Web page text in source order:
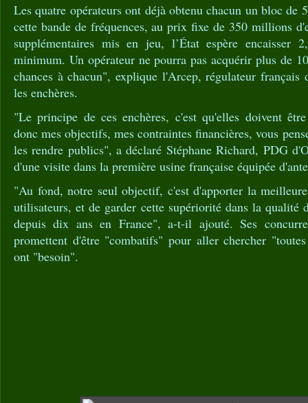
Les quatre opérateurs ont déjà obtenu chacun un bloc de
cette bande de fréquences, au prix fixe de 350 millions
supplémentaires mis en jeu, l’État espère encaisser
minimum. Un opérateur ne pourra pas acquérir plus de
chances à chacun", explique l'Arcep, régulateur français
les enchères.
"Le principe de ces enchères, c'est qu'elles doivent
donc mes objectifs, mes contraintes financières, vous
les rendre publics", a déclaré Stéphane Richard, PDG
d'une visite dans la première usine française équipée
"Au fond, notre seul objectif, c'est d'apporter la
utilisateurs, et de garder cette supériorité dans la qualité
depuis dix ans en France", a-t-il ajouté. Ses
promettent d'être "combatifs" pour aller chercher
ont "besoin".